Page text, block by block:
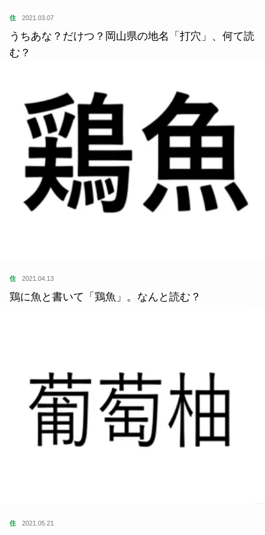
住 2021.03.07
うちあな？だけつ？岡山県の地名「打穴」、何て読
む？
住 2021.04.13
鶏に魚と書いて「鶏魚」。なんと読む？
住 2021.05.21